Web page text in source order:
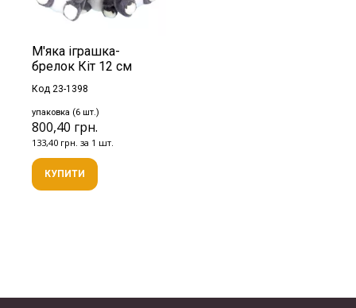
М'яка іграшка-
брелок Кіт 12 см
Код 23-1398
упаковка (6 шт.)
800,40 грн.
133,40 грн. за 1 шт.
КУПИТИ